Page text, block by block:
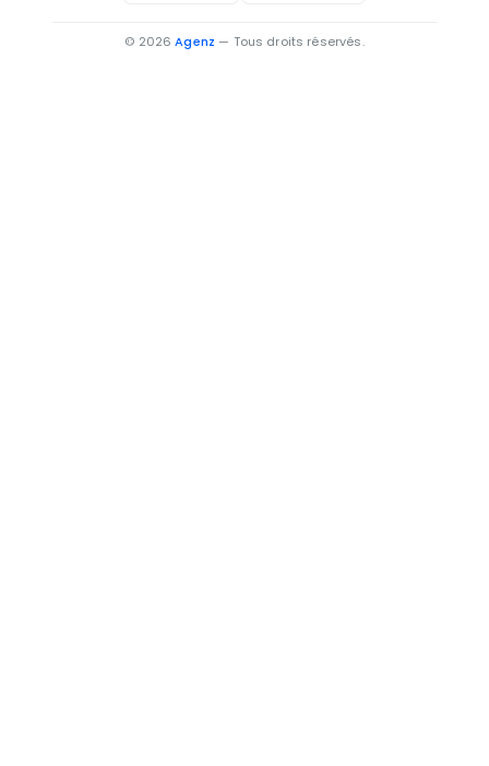
© 2026Agenz — Tous droits réservés.